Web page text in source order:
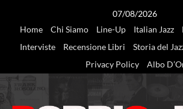
07/08/2026
Home
Chi Siamo Line-Up Italian Jazz
Interviste
Recensione Libri Storia del
Privacy Policy
Albo